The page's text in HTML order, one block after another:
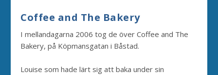
Coffee and The Bakery
I mellandagarna 2006 tog de över Coffee and The
Bakery, på Köpmansgatan i Båstad.
Louise som hade lärt sig att baka under sin